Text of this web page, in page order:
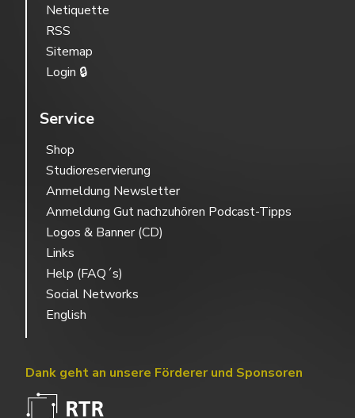
Netiquette
RSS
Sitemap
Login 🔒
Service
Shop
Studioreservierung
Anmeldung Newsletter
Anmeldung Gut nachzuhören Podcast-Tipps
Logos & Banner (CD)
Links
Help (FAQ´s)
Social Networks
English
Dank geht an unsere Förderer und Sponsoren